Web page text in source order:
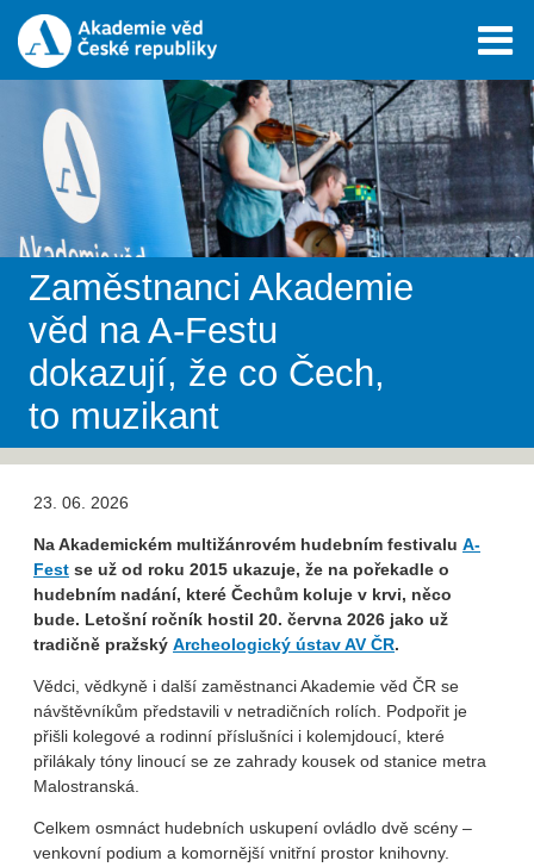
Zaměstnanci Akademie
věd na A-Festu
dokazují, že co Čech,
to muzikant
23. 06. 2026
Na Akademickém multižánrovém hudebním festivalu A-
Fest se už od roku 2015 ukazuje, že na pořekadle o
hudebním nadání, které Čechům koluje v krvi, něco
bude. Letošní ročník hostil 20. června 2026 jako už
tradičně pražský Archeologický ústav AV ČR.
Vědci, vědkyně i další zaměstnanci Akademie věd ČR se
návštěvníkům představili v netradičních rolích. Podpořit je
přišli kolegové a rodinní příslušníci i kolemjdoucí, které
přilákaly tóny linoucí se ze zahrady kousek od stanice metra
Malostranská.
Celkem osmnáct hudebních uskupení ovládlo dvě scény –
venkovní podium a komornější vnitřní prostor knihovny.